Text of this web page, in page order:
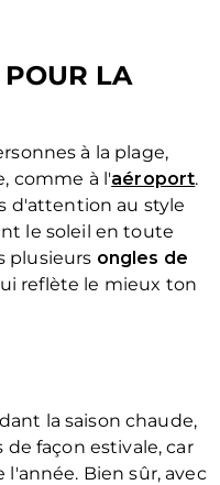
POUR LA
à la plage,
comme à l'aéroport.
d'attention au style
le soleil en toute
plusieurs ongles de
reflète le mieux ton
la saison chaude,
façon estivale, car
Bien sûr, avec